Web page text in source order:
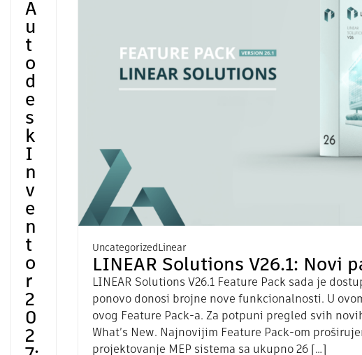
A
u
t
o
d
e
s
k
I
n
v
e
n
t
o
r
2
0
2
Uncategorized Linear
LINEAR Solutions V26.1: Novi
LINEAR Solutions V26.1 Feature Pack sada je
ponovo donosi brojne nove funkcionalnosti. U
ovog Feature Pack-a. Za potpuni pregled svih
What’s New. Najnovijim Feature Pack-om
projektovanje MEP sistema sa ukupno 26 […]